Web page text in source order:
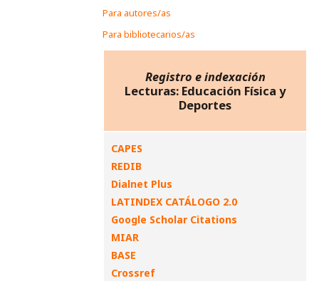
Para autores/as
Para bibliotecarios/as
Registro e indexación
Lecturas: Educación Física y
Deportes
CAPES
REDIB
Dialnet Plus
LATINDEX CATÁLOGO 2.0
Google Scholar Citations
MIAR
BASE
Crossref